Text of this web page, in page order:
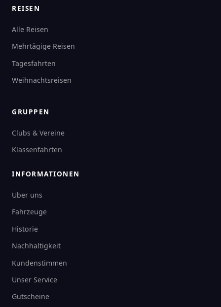
REISEN
Alle Reisen
Mehrtägige Reisen
Tagesfahrten
Weihnachtsreisen
GRUPPEN
Clubs & Vereine
Klassenfahrten
INFORMATIONEN
Über uns
Fahrzeuge
Historie
Nachhaltigkeit
Kundenstimmen
Unser Service
Gutscheine